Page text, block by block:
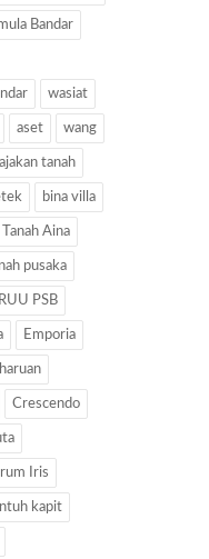
Bandar
wasiat
aset wang
tanah
bina villa
Tanah Aina
pusaka
RUU PSB
Emporia
Crescendo
Iris
kapit